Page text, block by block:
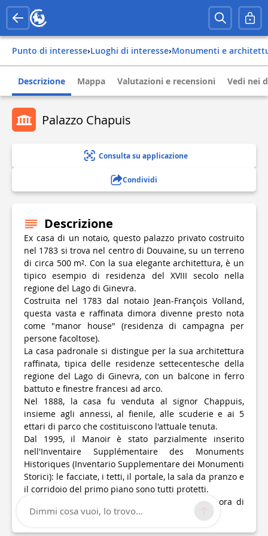
Punto di interesse› Luoghi di interesse› Monumenti e
Descrizione Mappa Valutazioni e recensioni Vedi nei
Palazzo Chapuis
Consulta su applicazione
Condividi
Descrizione
Ex casa di un notaio, questo palazzo privato costruito
nel 1783 si trova nel centro di Douvaine, su un terreno
di circa 500 m². Con la sua elegante architettura, è un
tipico esempio di residenza del XVIII secolo nella
regione del Lago di Ginevra.
Costruita nel 1783 dal notaio Jean-François Volland,
questa vasta e raffinata dimora divenne presto nota
come "manor house" (residenza di campagna per
persone facoltose).
La casa padronale si distingue per la sua architettura
raffinata, tipica delle residenze settecentesche della
regione del Lago di Ginevra, con un balcone in ferro
battuto e finestre francesi ad arco.
Nel 1888, la casa fu venduta al signor Chappuis,
insieme agli annessi, al fienile, alle scuderie e ai 5
ettari di parco che costituiscono l'attuale tenuta.
Dal 1995, il Manoir è stato parzialmente inserito
nell'Inventaire Supplémentaire des Monuments
Historiques (Inventario Supplementare dei Monumenti
Storici): le facciate, i tetti, il portale, la sala da pranzo e
il corridoio del primo piano sono tutti protetti.
Il Manoir Chappuis non è visitabile, essendo ora di
proprietà privata.
Dimmi cosa vuoi, lo trovo...